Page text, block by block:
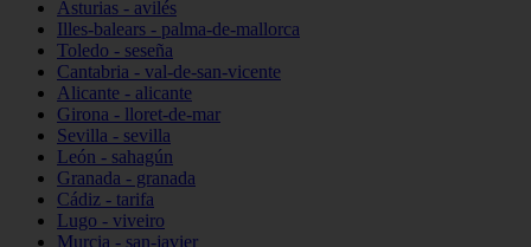
Asturias - avilés
Illes-balears - palma-de-mallorca
Toledo - seseña
Cantabria - val-de-san-vicente
Alicante - alicante
Girona - lloret-de-mar
Sevilla - sevilla
León - sahagún
Granada - granada
Cádiz - tarifa
Lugo - viveiro
Murcia - san-javier